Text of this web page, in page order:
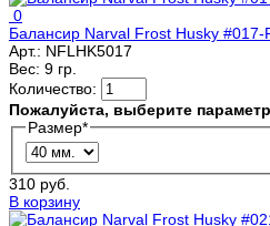
0
Балансир Narval Frost Husky #017-
Арт.: NFLHK5017
Вес: 9 гр.
Количество:
Пожалуйста, выберите
Размер*
310 руб.
В корзину